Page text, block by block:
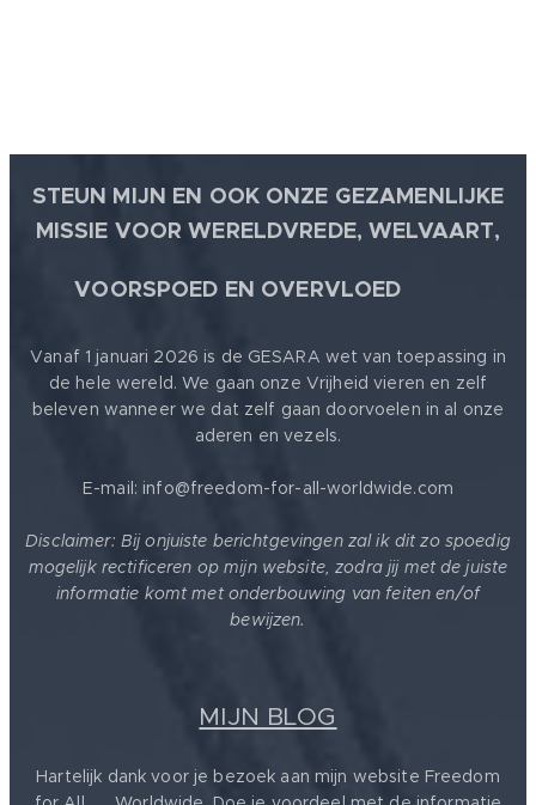
STEUN MIJN EN OOK ONZE GEZAMENLIJKE
MISSIE VOOR WERELDVREDE, WELVAART,
VOORSPOED EN OVERVLOED
Vanaf 1 januari 2026 is de GESARA wet van toepassing in
de hele wereld. We gaan onze Vrijheid vieren en zelf
beleven wanneer we dat zelf gaan doorvoelen in al onze
aderen en vezels.
E-mail: info@freedom-for-all-worldwide.com
Disclaimer: Bij onjuiste berichtgevingen zal ik dit zo spoedig
mogelijk rectificeren op mijn website, zodra jij met de juiste
informatie komt met onderbouwing van feiten en/of
bewijzen.
MIJN BLOG
Hartelijk dank voor je bezoek aan mijn website Freedom